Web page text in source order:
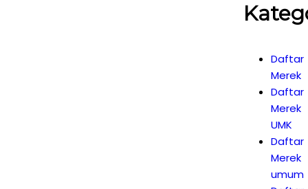
Daftar
Merek
Daftar
Merek
UMK
Daftar
Merek
umum